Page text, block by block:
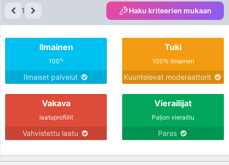
1 Haku kriteerien mukaan
Ilmainen
100%
Ilmaiset palvelut
Tuki
100% ilmainen
Kuuntelevat moderaattorit
Vakava
laatuprofiilit
Vahvistettu laatu
Vierailijat
Paljon vierailtu
Paras